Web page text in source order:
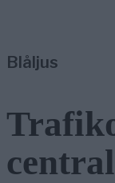
Träd i
Miljöpartiets
Blåljus